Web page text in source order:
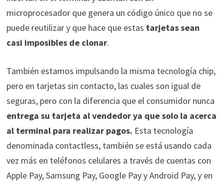
microprocesador que genera un código único que no se
puede reutilizar y que hace que estas tarjetas sean
casi imposibles de clonar.
También estamos impulsando la misma tecnología chip,
pero en tarjetas sin contacto, las cuales son igual de
seguras, pero con la diferencia que el consumidor nunca
entrega su tarjeta al vendedor ya que solo la acerca
al terminal para realizar pagos. Esta tecnología
denominada contactless, también se está usando cada
vez más en teléfonos celulares a través de cuentas con
Apple Pay, Samsung Pay, Google Pay y Android Pay, y en